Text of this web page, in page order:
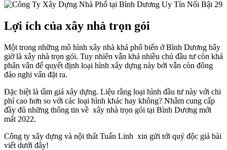
Lợi ích của xây nhà trọn gói
Một trong những mô hình xây nhà khá phổ biến ở Bình Dương bây
giờ là xây nhà trọn gói. Tuy nhiên vẫn khá nhiều chủ đầu tư còn khá
phân vân để quyết định loại hình xây dựng này bởi vẫn còn đông
đảo nghi vấn đặt ra.
Đặc biệt là tầm giá xây dựng. Liệu rằng loại hình đầu tư này với chi
phí cao hơn so với các loại hình khác hay không? Nhằm cung cấp
đầy đủ những thông tin về xây nhà trọn gói tại Bình Dương mới
mất 2022.
Công ty xây dựng và nội thất Tuấn Linh xin gửi tới quý độc giả bài
viết dưới đây!